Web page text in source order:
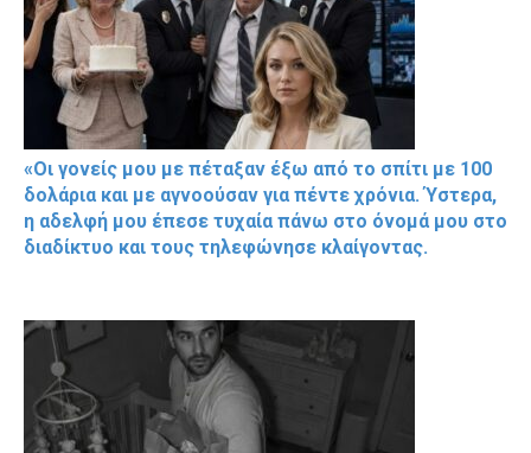
«Οι γονείς μου με πέταξαν έξω από το σπίτι με 100
δολάρια και με αγνοούσαν για πέντε χρόνια. Ύστερα,
η αδελφή μου έπεσε τυχαία πάνω στο όνομά μου στο
διαδίκτυο και τους τηλεφώνησε κλαίγοντας.